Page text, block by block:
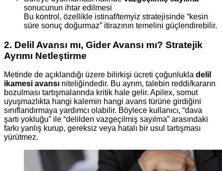
sonucunun ihtar edilmesi
Bu kontrol, özellikle istinaf/temyiz stratejisinde “kesin
süre sonuç doğurmaz” itirazının temelini güçlendirebilir.
2. Delil Avansı mı, Gider Avansı mı? Stratejik
Ayrımı Netleştirme
Metinde de açıklandığı üzere bilirkişi ücreti çoğunlukla delil
ikamesi avansı niteliğindedir. Bu ayrım, talebin reddi/kararın
bozulması tartışmalarında kritik hale gelir. Apilex, somut
uyuşmazlıkta hangi kalemin hangi avans türüne girdiğini
sınıflandırmaya yardımcı olabilir. Böylece kullanıcı, “dava
şartı yokluğu” ile “delilden vazgeçilmiş sayılma” arasındaki
farkı yanlış kurup, gereksiz veya hatalı bir usul tartışması
yürütmez.